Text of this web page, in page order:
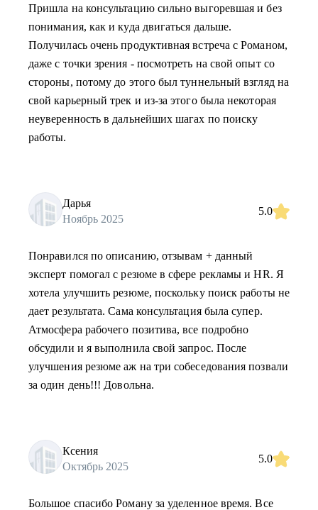
Пришла на консультацию сильно выгоревшая и без
понимания, как и куда двигаться дальше.
Получилась очень продуктивная встреча с Романом,
даже с точки зрения - посмотреть на свой опыт со
стороны, потому до этого был туннельный взгляд на
свой карьерный трек и из-за этого была некоторая
неуверенность в дальнейших шагах по поиску
работы.
Дарья
Ноябрь 2025
5.0
Понравился по описанию, отзывам + данный
эксперт помогал с резюме в сфере рекламы и HR. Я
хотела улучшить резюме, поскольку поиск работы не
дает результата. Сама консультация была супер.
Атмосфера рабочего позитива, все подробно
обсудили и я выполнила свой запрос. После
улучшения резюме аж на три собеседования позвали
за один день!!! Довольна.
Ксения
Октябрь 2025
5.0
Большое спасибо Роману за уделенное время. Все